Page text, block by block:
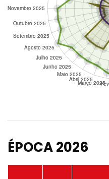
ÉPOCA 2026